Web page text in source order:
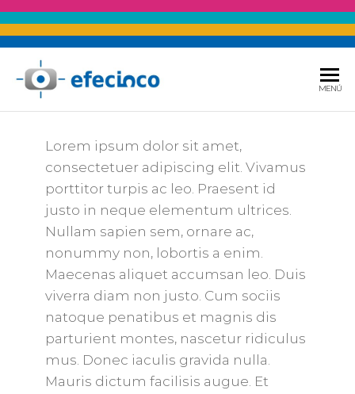
contenido
MENÚ
Lorem ipsum dolor sit amet,
consectetuer adipiscing elit. Vivamus
porttitor turpis ac leo. Praesent id
justo in neque elementum ultrices.
Nullam sapien sem, ornare ac,
nonummy non, lobortis a enim.
Maecenas aliquet accumsan leo. Duis
viverra diam non justo. Cum sociis
natoque penatibus et magnis dis
parturient montes, nascetur ridiculus
mus. Donec iaculis gravida nulla.
Mauris dictum facilisis augue. Et